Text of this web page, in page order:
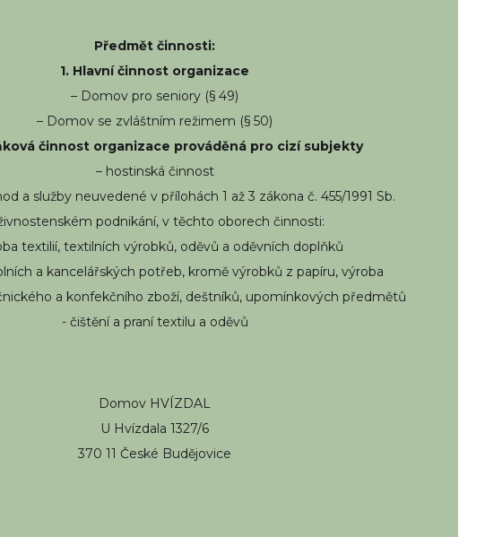
Předmět činnosti:
1. Hlavní činnost organizace
– Domov pro seniory (§ 49)
– Domov se zvláštním režimem (§ 50)
činnost organizace prováděná pro cizí subjekty
– hostinská činnost
a služby neuvedené v přílohách 1 až 3 zákona č. 455/1991 Sb.
podnikání, v těchto oborech činnosti:
textilií, textilních výrobků, oděvů a oděvních doplňků
a kancelářských potřeb, kromě výrobků z papíru, výroba
a konfekčního zboží, deštníků, upomínkových předmětů
- čištění a praní textilu a oděvů
Domov HVÍZDAL
U Hvízdala 1327/6
370 11 České Budějovice